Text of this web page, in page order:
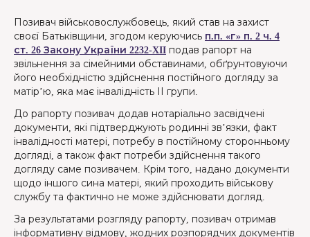
Позивач військовослужбовець, який став на захист
своєї Батьківщини, згодом керуючись п.п. «г» п. 2 ч. 4
ст. 26 Закону України 2232-XII подав рапорт на
звільнення за сімейними обставинами, обґрунтовуючи
його необхідністю здійснення постійного догляду за
матір’ю, яка має інвалідність ІІ групи.
До рапорту позивач додав нотаріально засвідчені
документи, які підтверджують родинні зв’язки, факт
інвалідності матері, потребу в постійному сторонньому
догляді, а також факт потреби здійснення такого
догляду саме позивачем. Крім того, надано документи
щодо іншого сина матері, який проходить військову
службу та фактично не може здійснювати догляд.
За результатами розгляду рапорту, позивач отримав
інформативну відмову, жодних розпорядчих документів